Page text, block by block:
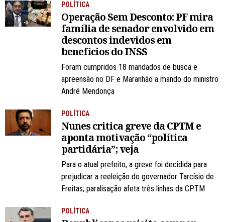
POLÍTICA
Operação Sem Desconto: PF mira
família de senador envolvido em
descontos indevidos em
benefícios do INSS
Foram cumpridos 18 mandados de busca e
apreensão no DF e Maranhão a mando do ministro
André Mendonça
POLÍTICA
Nunes critica greve da CPTM e
aponta motivação “política
partidária”; veja
Para o atual prefeito, a greve foi decidida para
prejudicar a reeleição do governador Tarcísio de
Freitas; paralisação afeta três linhas da CPTM
POLÍTICA